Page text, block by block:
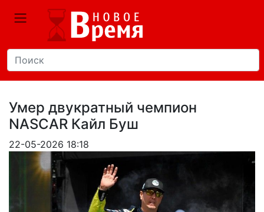
Умер двукратный чемпион
NASCAR Кайл Буш
22-05-2026 18:18